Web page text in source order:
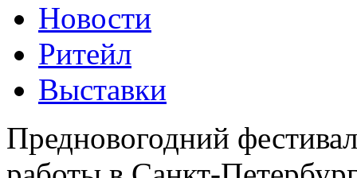
Новости
Ритейл
Выставки
Предновогодний